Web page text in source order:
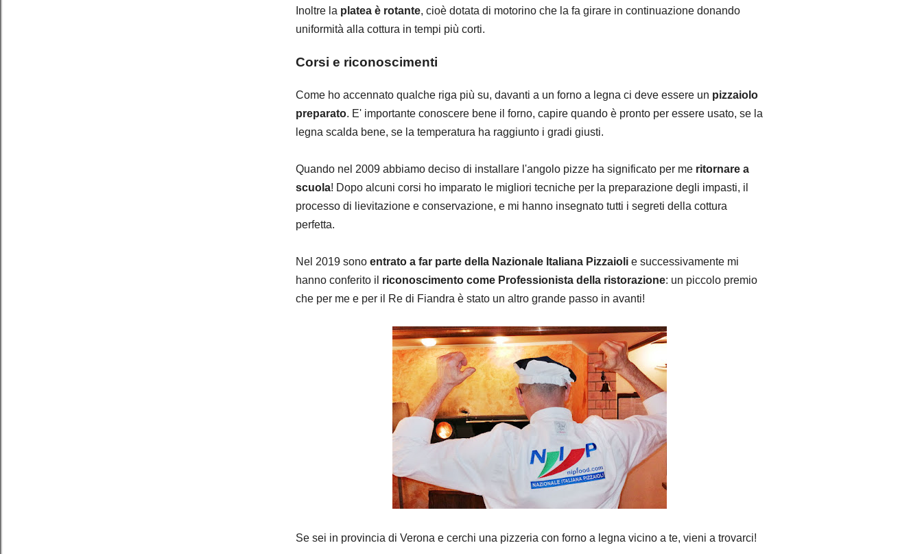
Inoltre la platea è rotante, cioè dotata di motorino che la fa girare in continuazione donando
uniformità alla cottura in tempi più corti.
Corsi e riconoscimenti
Come ho accennato qualche riga più su, davanti a un forno a legna ci deve essere un pizzaiolo
preparato. E' importante conoscere bene il forno, capire quando è pronto per essere usato, se la
legna scalda bene, se la temperatura ha raggiunto i gradi giusti.
Quando nel 2009 abbiamo deciso di installare l'angolo pizze ha significato per me ritornare a
scuola! Dopo alcuni corsi ho imparato le migliori tecniche per la preparazione degli impasti, il
processo di lievitazione e conservazione, e mi hanno insegnato tutti i segreti della cottura
perfetta.
Nel 2019 sono entrato a far parte della Nazionale Italiana Pizzaioli e successivamente mi
hanno conferito il riconoscimento come Professionista della ristorazione: un piccolo premio
che per me e per il Re di Fiandra è stato un altro grande passo in avanti!
Se sei in provincia di Verona e cerchi una pizzeria con forno a legna vicino a te, vieni a trovarci!